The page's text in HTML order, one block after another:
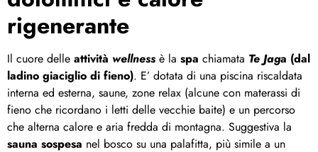
rigenerante
Il cuore delle attività wellness è la spa chiamata Te Jaga (dal
ladino giaciglio di fieno). E’ dotata di una piscina riscaldata
interna ed esterna, saune, zone relax (alcune con materassi di
fieno che ricordano i letti delle vecchie baite) e un percorso
che alterna calore e aria fredda di montagna. Suggestiva la
sauna sospesa nel bosco su una palafitta, più simile a un